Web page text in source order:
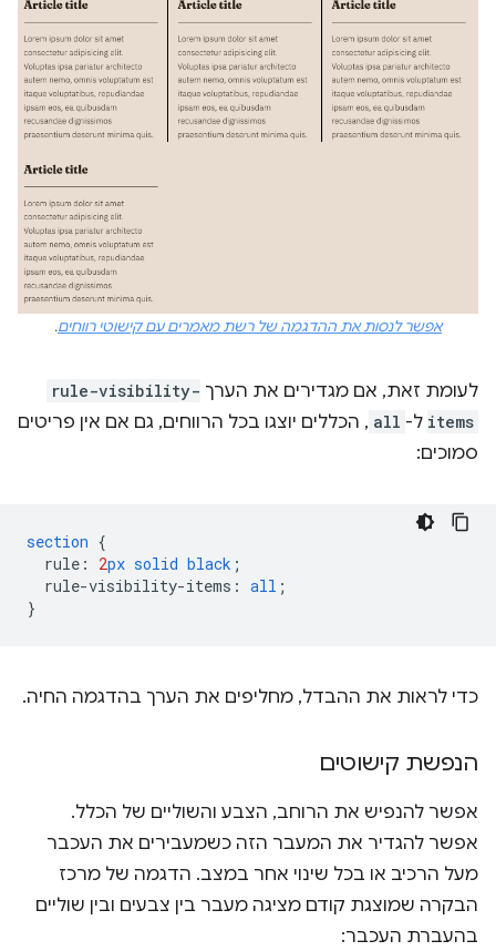
אפשר לנסות את ההדגמה של רשת מאמרים עם קישוטי רווחים.
לעומת זאת, אם מגדירים את הערך rule-visibility-
items ל- all , הכללים יוצגו בכל הרווחים, גם אם אין פריטים
סמוכים:
section {
rule : 2px solid black ;
rule-visibility-items : all ;
}
כדי לראות את ההבדל, מחליפים את הערך בהדגמה החיה.
הנפשת קישוטים
אפשר להנפיש את הרוחב, הצבע והשוליים של הכלל.
אפשר להגדיר את המעבר הזה כשמעבירים את העכבר
מעל הרכיב או בכל שינוי אחר במצב. הדגמה של מרכז
הבקרה שמוצגת קודם מציגה מעבר בין צבעים ובין שוליים
בהעברת העכבר: